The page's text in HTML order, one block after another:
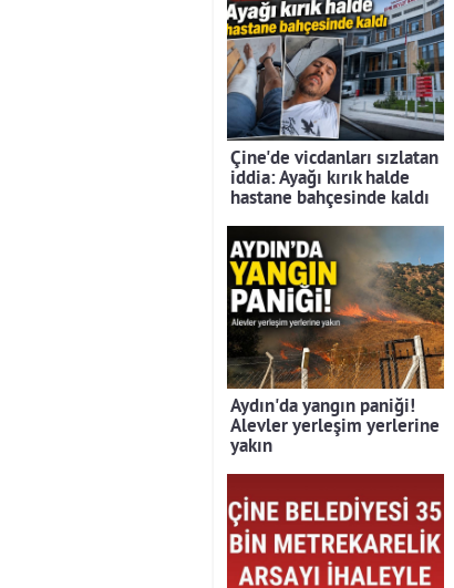
Çine'de vicdanları sızlatan
iddia: Ayağı kırık halde
hastane bahçesinde kaldı
Aydın'da yangın paniği!
Alevler yerleşim yerlerine
yakın